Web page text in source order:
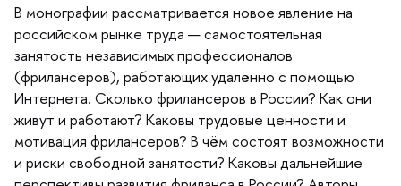
монографии рассматривается новое явление на
российском рынке труда — самостоятельная
занятость независимых профессионало
(фрилансеров), работающих удалённо с помощью
Интернета. Сколько фрилансеров в России? Как они
живут и работают? Каковы трудовые ценности и
мотивация фрилансеров? В чём состоят возможности
и риски свободной занятости? Каковы дальнейшие